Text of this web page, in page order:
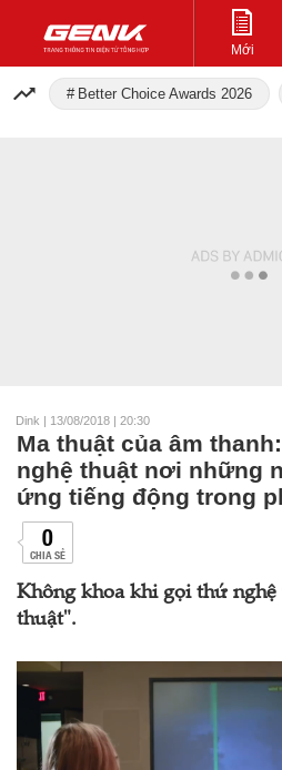
Mới
Better Choice Awards 2026
Dink | 13/08/2018 | 20:30
Ma thuật của âm
nghệ thuật nơi những
ứng tiếng động trong
0
CHIA SẺ
Không khoa khi gọi thứ
thuật".